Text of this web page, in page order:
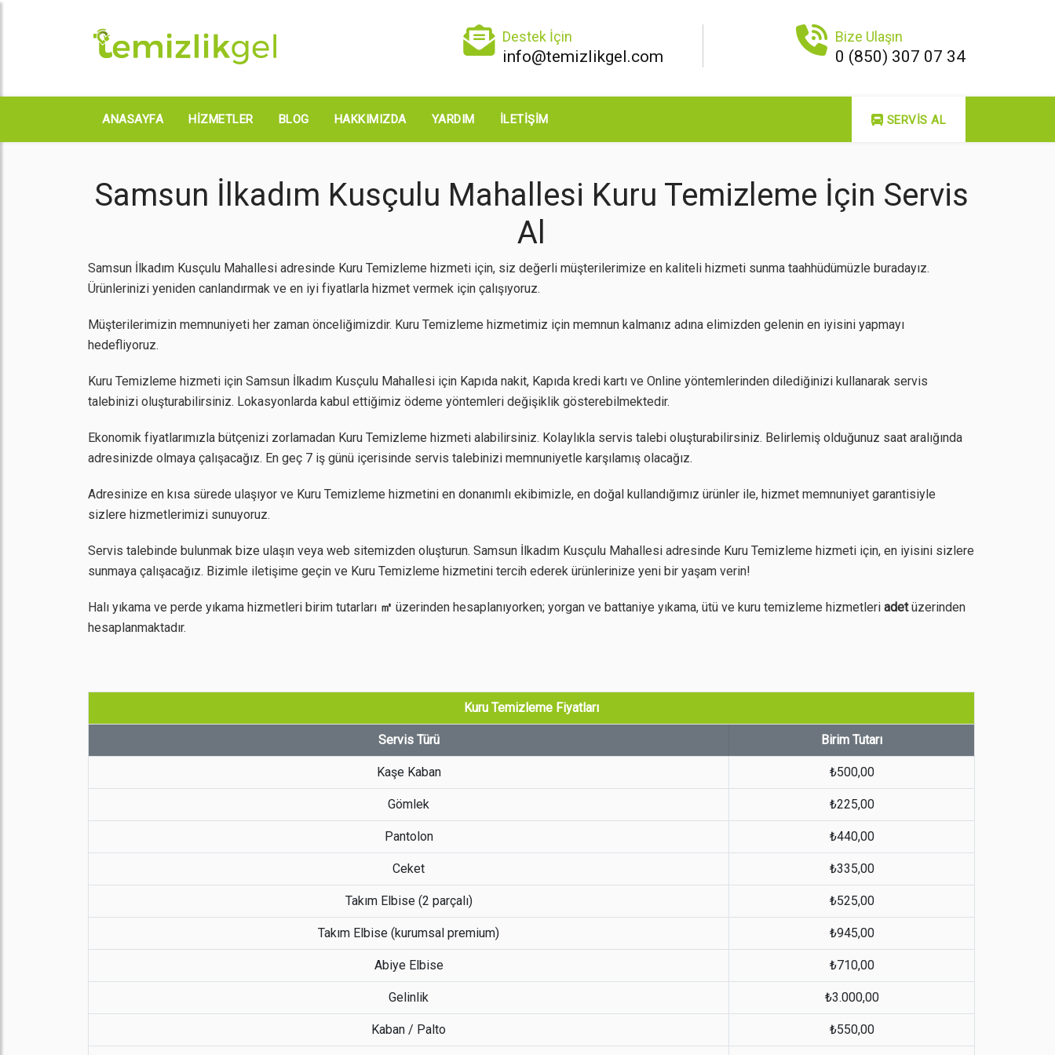
Destek İçin
info@temizlikgel.com
Bize Ulaşın
0 (850) 307 07 34
ANASAYFA HIZMETLER BLOG HAKKIMIZDA YARDIM İLETIŞIM SERVIS AL
Samsun İlkadım Kusçulu Mahallesi Kuru Temizleme İçin Servis
Al
Samsun İlkadım Kusçulu Mahallesi adresinde Kuru Temizleme hizmeti için, siz değerli müşterilerimize en kaliteli hizmeti sunma taahhüdümüzle buradayız.
Ürünlerinizi yeniden canlandırmak ve en iyi fiyatlarla hizmet vermek için çalışıyoruz.
Müşterilerimizin memnuniyeti her zaman önceliğimizdir. Kuru Temizleme hizmetimiz için memnun kalmanız adına elimizden gelenin en iyisini yapmayı
hedefliyoruz.
Kuru Temizleme hizmeti için Samsun İlkadım Kusçulu Mahallesi için Kapıda nakit, Kapıda kredi kartı ve Online yöntemlerinden dilediğinizi kullanarak servis
talebinizi oluşturabilirsiniz. Lokasyonlarda kabul ettiğimiz ödeme yöntemleri değişiklik gösterebilmektedir.
Ekonomik fiyatlarımızla bütçenizi zorlamadan Kuru Temizleme hizmeti alabilirsiniz. Kolaylıkla servis talebi oluşturabilirsiniz. Belirlemiş olduğunuz saat aralığında
adresinizde olmaya çalışacağız. En geç 7 iş günü içerisinde servis talebinizi memnuniyetle karşılamış olacağız.
Adresinize en kısa sürede ulaşıyor ve Kuru Temizleme hizmetini en donanımlı ekibimizle, en doğal kullandığımız ürünler ile, hizmet memnuniyet garantisiyle
sizlere hizmetlerimizi sunuyoruz.
Servis talebinde bulunmak bize ulaşın veya web sitemizden oluşturun. Samsun İlkadım Kusçulu Mahallesi adresinde Kuru Temizleme hizmeti için, en iyisini sizlere
sunmaya çalışacağız. Bizimle iletişime geçin ve Kuru Temizleme hizmetini tercih ederek ürünlerinize yeni bir yaşam verin!
Halı yıkama ve perde yıkama hizmetleri birim tutarları ㎡ üzerinden hesaplanıyorken; yorgan ve battaniye yıkama, ütü ve kuru temizleme hizmetleri adetüzerinden
hesaplanmaktadır.
Kuru Temizleme Fiyatları
Servis Türü Birim Tutarı
Kaşe Kaban ₺500,00
Gömlek ₺225,00
Pantolon ₺440,00
Ceket ₺335,00
Takım Elbise (2 parçalı) ₺525,00
Takım Elbise (kurumsal premium) ₺945,00
Abiye Elbise ₺710,00
Gelinlik ₺3.000,00
Kaban / Palto ₺550,00